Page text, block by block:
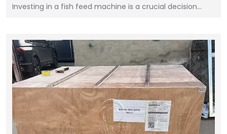
Investing in a fish feed machine is a crucial decision…